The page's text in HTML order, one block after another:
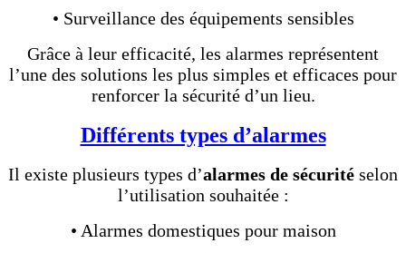
• Surveillance des équipements sensibles
Grâce à leur efficacité, les alarmes représentent
l’une des solutions les plus simples et efficaces pour
renforcer la sécurité d’un lieu.
Différents types d’alarmes
Il existe plusieurs types d’alarmes de sécurité selon
l’utilisation souhaitée :
• Alarmes domestiques pour maison